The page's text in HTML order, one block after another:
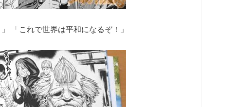
「これで世界は平和になるぞ！」